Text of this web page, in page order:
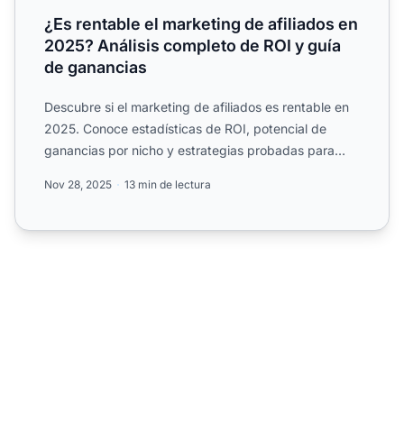
¿Es rentable el marketing de afiliados en
2025? Análisis completo de ROI y guía
de ganancias
Descubre si el marketing de afiliados es rentable en
2025. Conoce estadísticas de ROI, potencial de
ganancias por nicho y estrategias probadas para
Nov 28, 2025 13 min de lectura